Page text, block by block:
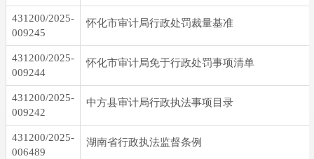
431200/2025-
009245
怀化市审计局行政处罚裁量基准
431200/2025-
009244
怀化市审计局免于行政处罚事项清单
431200/2025-
009242
中方县审计局行政执法事项目录
431200/2025-
006489
湖南省行政执法监督条例